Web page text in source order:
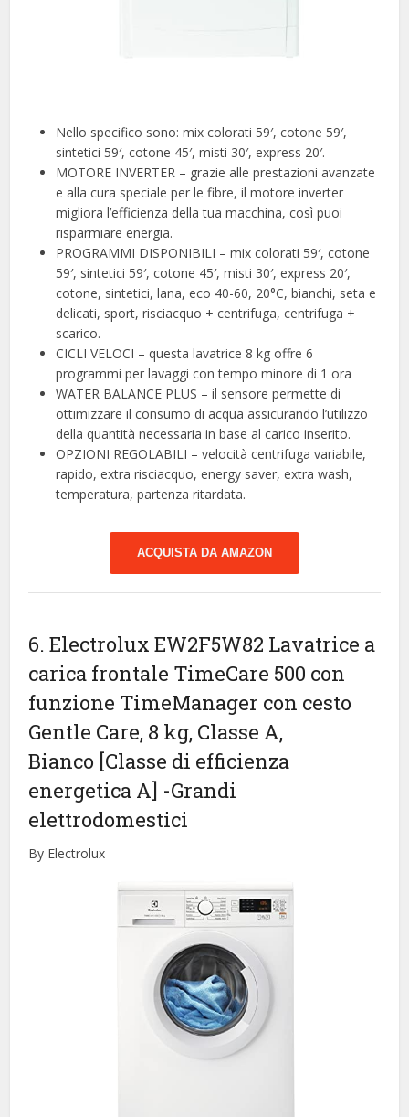
Nello specifico sono: mix colorati 59′, cotone 59′,
sintetici 59′, cotone 45′, misti 30′, express 20′.
MOTORE INVERTER – grazie alle prestazioni avanzate
e alla cura speciale per le fibre, il motore inverter
migliora l’efficienza della tua macchina, così puoi
risparmiare energia.
PROGRAMMI DISPONIBILI – mix colorati 59′, cotone
59′, sintetici 59′, cotone 45′, misti 30′, express 20′,
cotone, sintetici, lana, eco 40-60, 20°C, bianchi, seta e
delicati, sport, risciacquo + centrifuga, centrifuga +
scarico.
CICLI VELOCI – questa lavatrice 8 kg offre 6
programmi per lavaggi con tempo minore di 1 ora
WATER BALANCE PLUS – il sensore permette di
ottimizzare il consumo di acqua assicurando l’utilizzo
della quantità necessaria in base al carico inserito.
OPZIONI REGOLABILI – velocità centrifuga variabile,
rapido, extra risciacquo, energy saver, extra wash,
temperatura, partenza ritardata.
ACQUISTA DA AMAZON
6. Electrolux EW2F5W82 Lavatrice a
carica frontale TimeCare 500 con
funzione TimeManager con cesto
Gentle Care, 8 kg, Classe A,
Bianco [Classe di efficienza
energetica A] -Grandi
elettrodomestici
By Electrolux